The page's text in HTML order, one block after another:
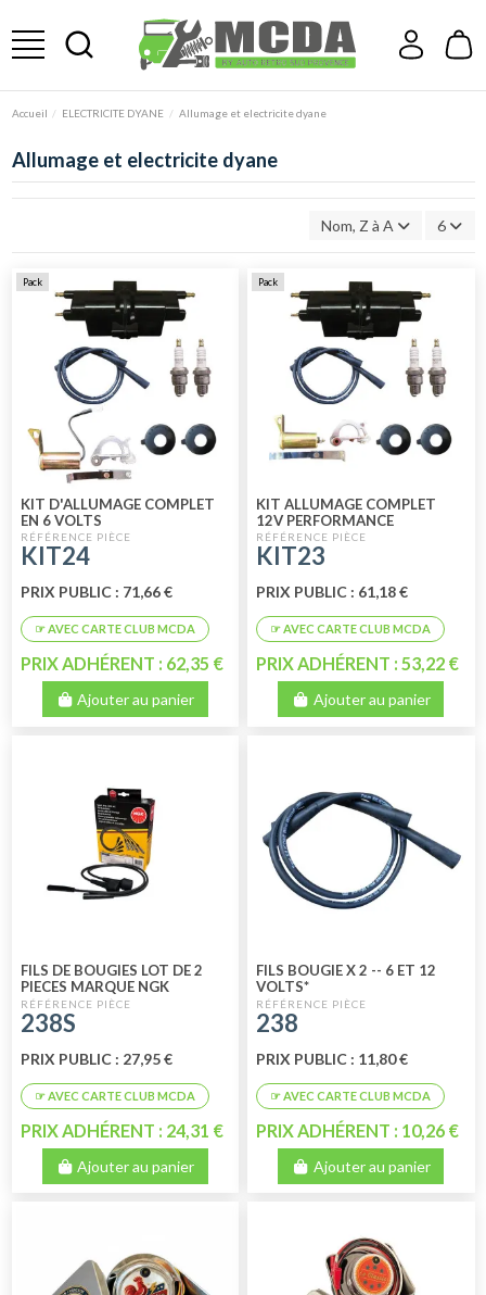
Accueil ELECTRICITE DYANE Allumage et electricite dyane
Allumage et electricite dyane
Nom, Z à A 6
Pack
KIT D'ALLUMAGE COMPLET
EN 6 VOLTS
KIT24
PRIX PUBLIC : 71,66 €
PRIX ADHÉRENT : 62,35 €
Ajouter au panier
Pack
KIT ALLUMAGE COMPLET
12V PERFORMANCE
KIT23
PRIX PUBLIC : 61,18 €
PRIX ADHÉRENT : 53,22 €
Ajouter au panier
FILS DE BOUGIES LOT DE 2
PIECES MARQUE NGK
238S
PRIX PUBLIC : 27,95 €
PRIX ADHÉRENT : 24,31 €
Ajouter au panier
FILS BOUGIE X 2 -- 6 ET 12
VOLTS*
238
PRIX PUBLIC : 11,80 €
PRIX ADHÉRENT : 10,26 €
Ajouter au panier